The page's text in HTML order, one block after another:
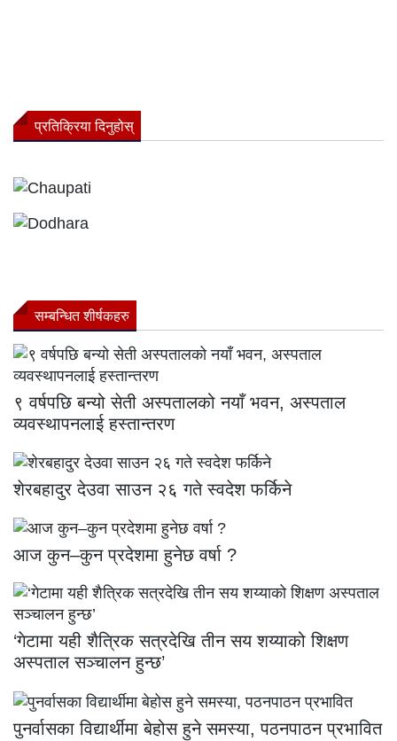
प्रतिक्रिया दिनुहोस्
सम्बन्धित शीर्षकहरु
९ वर्षपछि बन्यो सेती अस्पतालको नयाँ भवन, अस्पताल
व्यवस्थापनलाई हस्तान्तरण
शेरबहादुर देउवा साउन २६ गते स्वदेश फर्किने
आज कुन–कुन प्रदेशमा हुनेछ वर्षा ?
‘गेटामा यही शैत्रिक सत्रदेखि तीन सय शय्याको शिक्षण
अस्पताल सञ्चालन हुन्छ’
पुनर्वासका विद्यार्थीमा बेहोस हुने समस्या, पठनपाठन प्रभावित